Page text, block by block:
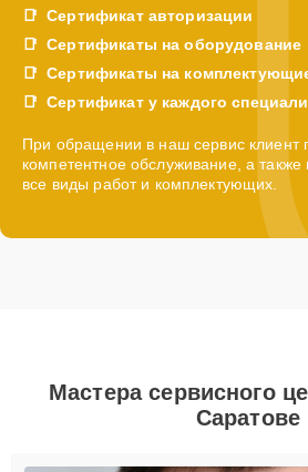
Сертификат авторизации
Сертификаты на оборудование
Сертификаты на
Сертификат у каждого
При обращении в наш сервис клиент
компетентное обслуживание, а
все виды работ и комплектующих.
Мастера сервисного
Саратове